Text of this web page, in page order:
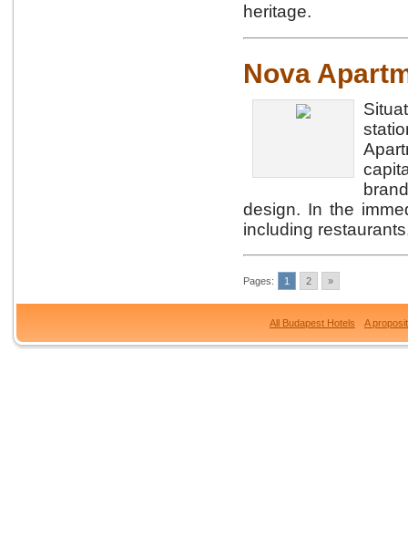
heritage.
Nova
design. In the
including
Pages: 1 2 »
All Budapest Hotels A